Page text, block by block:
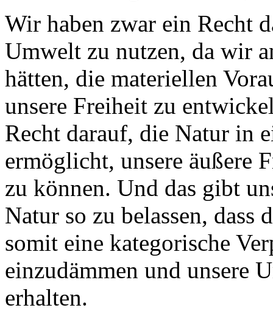
Wir haben zwar ein Recht
Umwelt zu nutzen, da wir
hätten, die materiellen
unsere Freiheit zu
Recht darauf, die Natur in
ermöglicht, unsere äußere
zu können. Und das gibt
Natur so zu belassen,
somit eine kategorische
einzudämmen und unsere
erhalten.